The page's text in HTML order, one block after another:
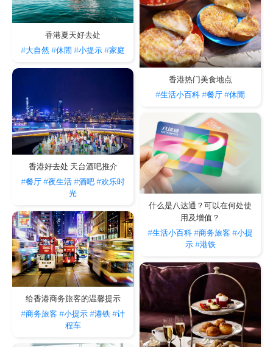
香港热门美食地点
#生活小百科#餐厅#休閒
香港夏天好去处
#大自然#休閒 #小提示#家庭
香港好去处 天台酒吧推介
#餐厅#夜生活#酒吧#欢乐时
光
什么是八达通？可以在何处使
用及增值？
#生活小百科#商务旅客 #小提
示 #港铁
给香港商务旅客的温馨提示
#商务旅客 #小提示#港铁#计
程车